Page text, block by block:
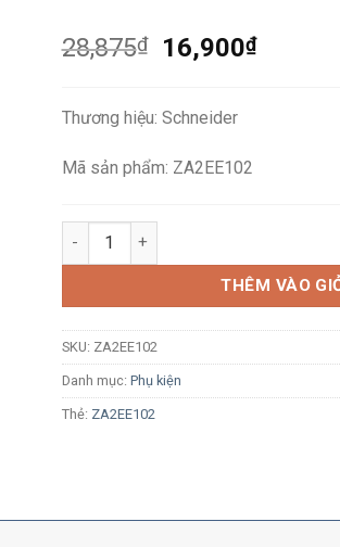
28,875₫
Giá
28,875₫.
16,900₫Giá
Thương hiệu: Schneider
Mã sản phẩm: ZA2EE102
Tiếp điểm phụ Schneider
THÊM VÀO
SKU: ZA2EE102
Danh mục: Phụ kiện
Thẻ: ZA2EE102